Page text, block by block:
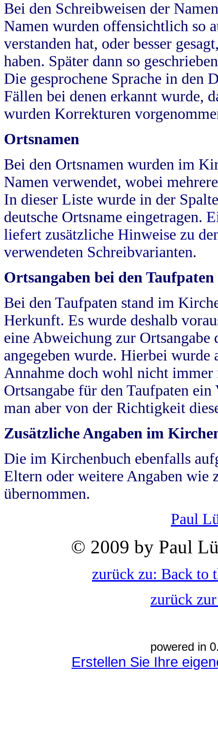
Bei den Schreibweisen der
Namen wurden offensichtlich so
verstanden hat, oder besser
haben. Später dann so
Die gesprochene Sprache in
Fällen bei denen erkannt wurde,
wurden Korrekturen
Ortsnamen
Bei den Ortsnamen wurden im
Namen verwendet, wobei
In dieser Liste wurde in der
deutsche Ortsname eingetragen.
liefert zusätzliche Hinweise zu
verwendeten Schreibvarianten.
Ortsangaben bei den Taufpaten
Bei den Taufpaten stand im
Herkunft. Es wurde deshalb
eine Abweichung zur
angegeben wurde. Hierbei wurde
Annahme doch wohl nicht
Ortsangabe für den Taufpaten
man aber von der Richtigkeit
Zusätzliche Angaben im
Die im Kirchenbuch ebenfalls
Eltern oder weitere Angaben wie
übernommen.
Paul
© 2009 by Paul
zurück zu: Back to
zurück
powered in
Erstellen Sie Ihre